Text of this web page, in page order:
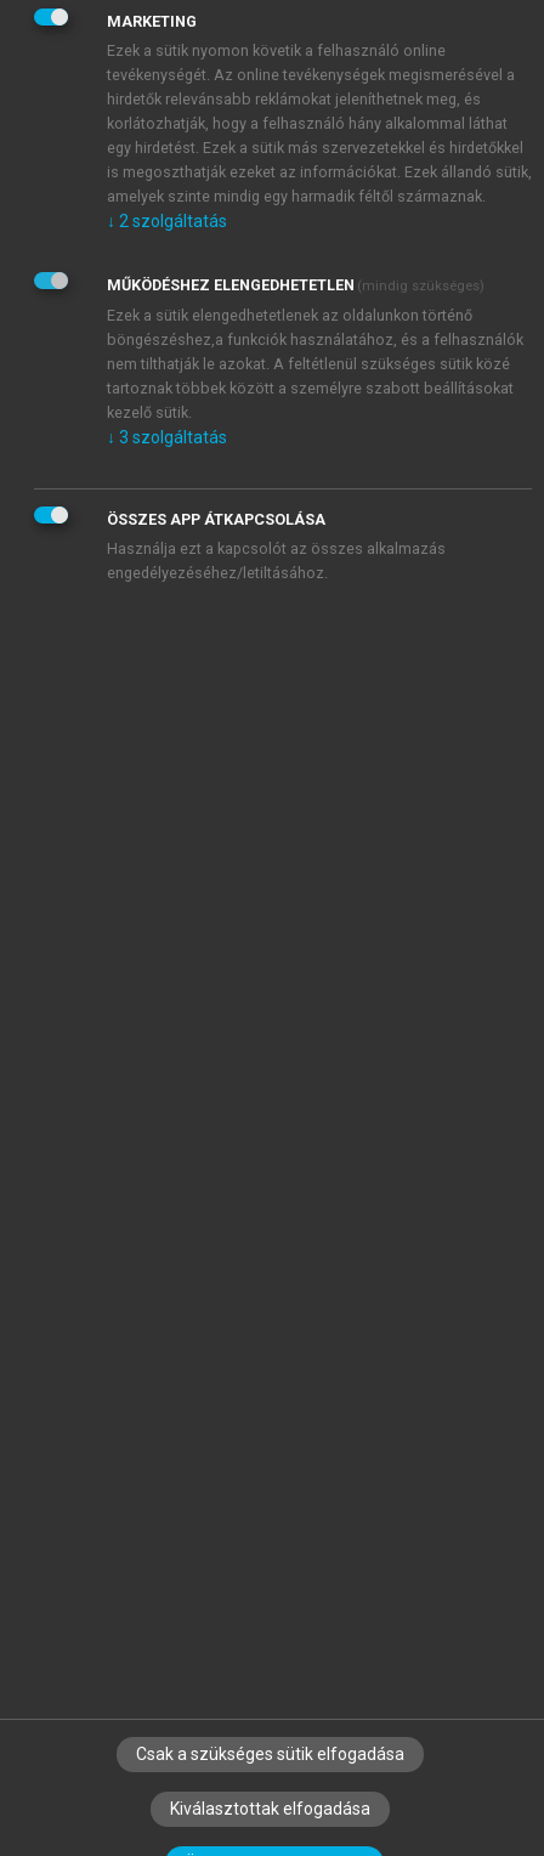
JELSZÓ
JELSZÓ ÚJRA
Kérek értesítést a MeRSZ újdonságairól, akcióiról.
Kérek értesítést az Akadémiai Kiadó Zrt. újdonságairól,
Adatkezelési tájékoztatóbanfoglaltakat tudomásul
veszem és elfogadom.
Általános vásárlási feltételeket, valamint a szotar.netés a
mersz.huoldalak licencszerződéseiben foglaltakat
tudomásul veszem és elfogadom.
KIPRÓBÁLOM
SZERZŐKNEK CÉGEKNEK KÖNYVTÁROSOKNAK
SZERKESZTÉSI ÉS LEKTORÁLÁSI ALAPELVEK
MARKETING
Ezek a sütik nyomon követik a felhasználó online
tevékenységét. Az online tevékenységek megismerésével a
hirdetők relevánsabb reklámokat jeleníthetnek meg, és
korlátozhatják, hogy a felhasználó hány alkalommal láthat
egy hirdetést. Ezek a sütik más szervezetekkel és hirdetőkkel
is megoszthatják ezeket az információkat. Ezek állandó sütik,
amelyek szinte mindig egy harmadik féltől származnak.
↓ 2 szolgáltatás
MŰKÖDÉSHEZ ELENGEDHETETLEN (mindig szükséges)
Ezek a sütik elengedhetetlenek az oldalunkon történő
böngészéshez,a funkciók használatához, és a felhasználók
nem tilthatják le azokat. A feltétlenül szükséges sütik közé
tartoznak többek között a személyre szabott beállításokat
kezelő sütik.
↓ 3 szolgáltatás
ÖSSZES APP ÁTKAPCSOLÁSA
Használja ezt a kapcsolót az összes alkalmazás
engedélyezéséhez/letiltásához.
Csak a szükséges sütik elfogadása
Kiválasztottak elfogadása